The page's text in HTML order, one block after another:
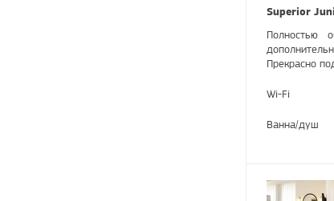
Superior
Полностью
Прекрасно
Wi-Fi
Ванна/душ